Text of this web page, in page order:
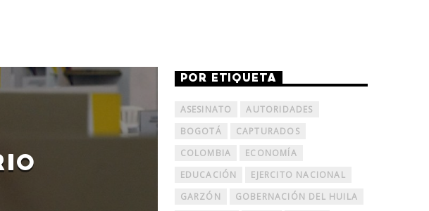
POR ETIQUETA
ASESINATO
AUTORIDADES
BOGOTÁ
CAPTURADOS
COLOMBIA
ECONOMÍA
EDUCACIÓN
EJERCITO NACIONAL
GARZÓN
GOBERNACIÓN DEL HUILA